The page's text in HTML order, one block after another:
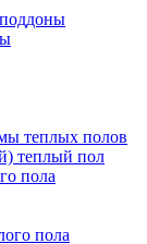
теплых полов
теплый пол
пола